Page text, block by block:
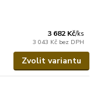
3 682 Kč/ks
3 043 Kč bez DPH
Zvolit variantu